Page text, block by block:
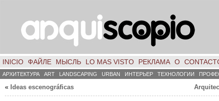
INICIO ФАЙЛЕ МЫСЛЬ LO MAS VISTO РЕКЛАМА О
АРХИТЕКТУРА ART LANDSCAPING URBAN ИНТЕРЬЕР ТЕХНОЛОГИИ
« Ideas escenográficas